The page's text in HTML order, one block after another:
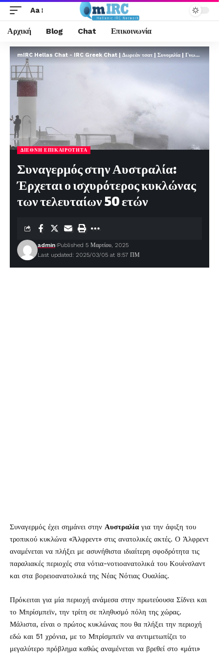
Aa
Αρχική Blog Chat Επικοινωνία
mIRC Hellas Chat - IRC Greek Chat | Δωρεάν τσατ | Συνομιλία | Γνωριμίες | FREE
ΔΙΕΘΝΉ ΕΠΙΚΑΙΡΌΤΗΤΑ
Συναγερμός στην Αυστραλία:
Έρχεται ο ισχυρότερος κυκλώνας
των τελευταίων 50 ετών
Last updated: 2025/03/05 at 8:57 ΠΜ
admin Published 5 Μαρτίου, 2025
Συναγερμός έχει σημάνει στην Αυστραλίαγια την άφιξη του
τροπικού κυκλώνα «Άλφρεντ» στις ανατολικές ακτές. Ο Άλφρεντ
αναμένεται να πλήξει με ασυνήθιστα ιδιαίτερη σφοδρότητα τις
παραλιακές περιοχές στα νότια-νοτιοανατολικά του Κουίνσλαντ
και στα βορειοανατολικά της Νέας Νότιας Ουαλίας.
Πρόκειται για μία περιοχή ανάμεσα στην πρωτεύουσα Σίδνει και
το Μπρίσμπεϊν, την τρίτη σε πληθυσμό πόλη της χώρας.
Μάλιστα, είναι ο πρώτος κυκλώνας που θα πλήξει την περιοχή
εδώ και 51 χρόνια, με το Μπρίσμπεϊν να αντιμετωπίζει το
μεγαλύτερο πρόβλημα καθώς αναμένεται να βρεθεί στο «μάτι»